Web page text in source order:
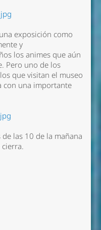
exposición como
y
los animes que aún
Pero uno de los
que visitan el museo
con una importante
las 10 de la mañana